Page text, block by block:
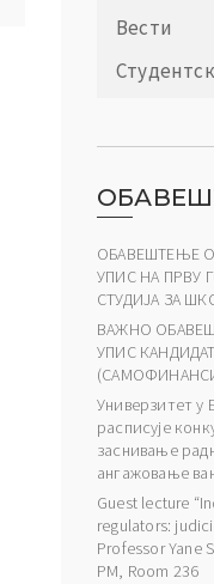
Вести
ОБАВЕШТЕЊЕ
УПИС НА ПРВУ
СТУДИЈА ЗА
ВАЖНО
УПИС
Универзитет у
расписује
заснивање
ангажовање
Guest lecture
regulators:
Professor Yane
PM, Room 236